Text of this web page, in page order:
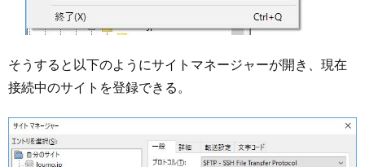
そうすると以下のようにサイトマネージャーが開き、現在
接続中のサイトを登録できる。